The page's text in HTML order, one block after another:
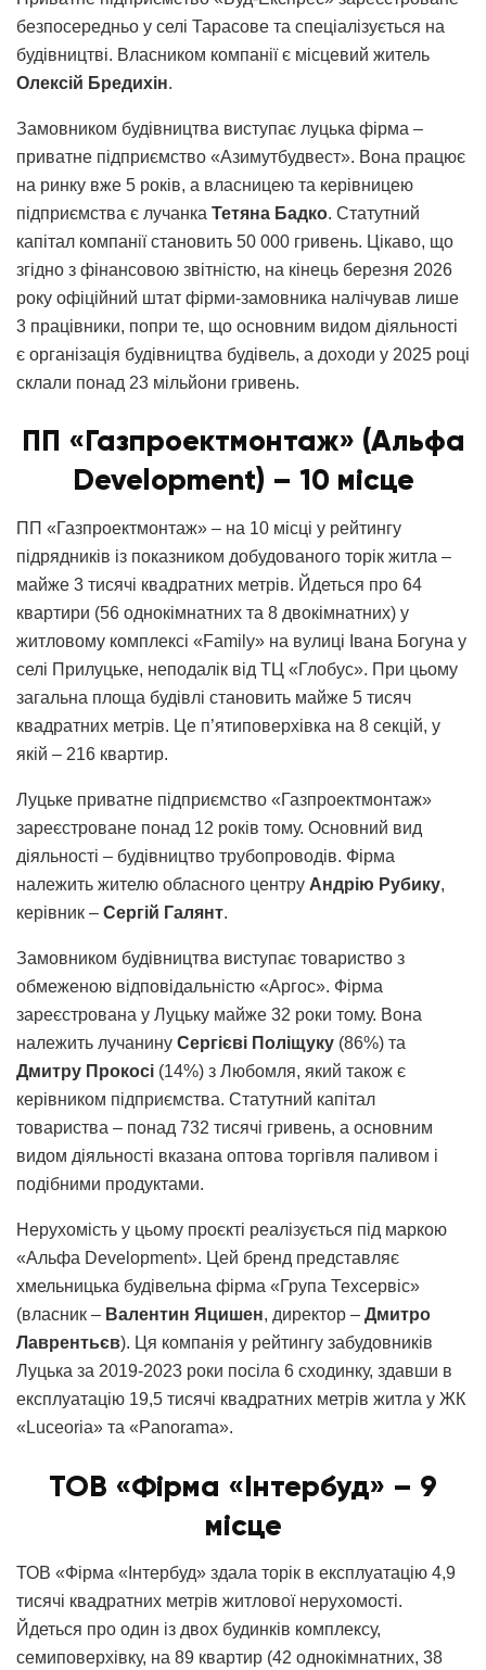
безпосередньо у селі Тарасове та спеціалізується на
будівництві. Власником компанії є місцевий житель
Олексій Бредихін.
Замовником будівництва виступає луцька фірма –
приватне підприємство «Азимутбудвест». Вона працює
на ринку вже 5 років, а власницею та керівницею
підприємства є лучанка Тетяна Бадко. Статутний
капітал компанії становить 50 000 гривень. Цікаво, що
згідно з фінансовою звітністю, на кінець березня 2026
року офіційний штат фірми-замовника налічував лише
3 працівники, попри те, що основним видом діяльності
є організація будівництва будівель, а доходи у 2025 році
склали понад 23 мільйони гривень.
ПП «Газпроектмонтаж» (Альфа
Development) – 10 місце
ПП «Газпроектмонтаж» – на 10 місці у рейтингу
підрядників із показником добудованого торік житла –
майже 3 тисячі квадратних метрів. Йдеться про 64
квартири (56 однокімнатних та 8 двокімнатних) у
житловому комплексі «Family» на вулиці Івана Богуна у
селі Прилуцьке, неподалік від ТЦ «Глобус». При цьому
загальна площа будівлі становить майже 5 тисяч
квадратних метрів. Це п’ятиповерхівка на 8 секцій, у
якій – 216 квартир.
Луцьке приватне підприємство «Газпроектмонтаж»
зареєстроване понад 12 років тому. Основний вид
діяльності – будівництво трубопроводів. Фірма
належить жителю обласного центру Андрію Рубику,
керівник – Сергій Галянт.
Замовником будівництва виступає товариство з
обмеженою відповідальністю «Аргос». Фірма
зареєстрована у Луцьку майже 32 роки тому. Вона
належить лучанину Сергієві Поліщуку (86%) та
Дмитру Прокосі (14%) з Любомля, який також є
керівником підприємства. Статутний капітал
товариства – понад 732 тисячі гривень, а основним
видом діяльності вказана оптова торгівля паливом і
подібними продуктами.
Нерухомість у цьому проєкті реалізується під маркою
«Альфа Development». Цей бренд представляє
хмельницька будівельна фірма «Група Техсервіс»
(власник – Валентин Яцишен, директор – Дмитро
Лаврентьєв). Ця компанія у рейтингу забудовників
Луцька за 2019-2023 роки посіла 6 сходинку, здавши в
експлуатацію 19,5 тисячі квадратних метрів житла у ЖК
«Luceoria» та «Panorama».
ТОВ «Фірма «Інтербуд» – 9
місце
ТОВ «Фірма «Інтербуд» здала торік в експлуатацію 4,9
тисячі квадратних метрів житлової нерухомості.
Йдеться про один із двох будинків комплексу,
семиповерхівку, на 89 квартир (42 однокімнатних, 38